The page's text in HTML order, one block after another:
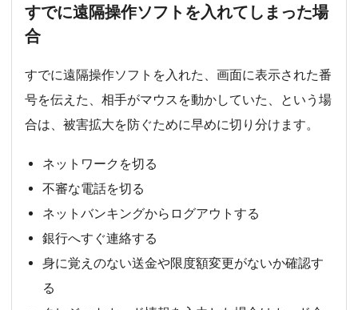
すでに遠隔操作ソフトを入れてしまった場
合
すでに遠隔操作ソフトを入れた、画面に表示された番
号を伝えた、相手がマウスを動かしていた、という場
合は、被害拡大を防ぐために早めに切り分けます。
ネットワークを切る
不審な電話を切る
ネットバンキングからログアウトする
銀行へすぐ連絡する
身に覚えのない送金や限度額変更がないか確認す
る